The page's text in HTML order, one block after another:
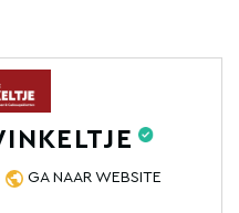
GA NAAR WEBSITE